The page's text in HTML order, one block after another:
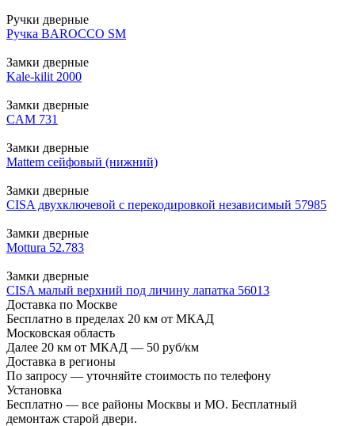
Ручки дверные
Ручка BAROCCO SM
Замки дверные
Kale-kilit 2000
Замки дверные
CAM 731
Замки дверные
Mattem сейфовый (нижний)
Замки дверные
CISA двухключевой с перекодировкой независимый 57985
Замки дверные
Mottura 52.783
Замки дверные
CISA малый верхний под личину лапатка 56013
Доставка по Москве
Бесплатно в пределах 20 км от МКАД
Московская область
Далее 20 км от МКАД — 50 руб/км
Доставка в регионы
По запросу — уточняйте стоимость по телефону
Установка
Бесплатно — все районы Москвы и МО. Бесплатный
демонтаж старой двери.